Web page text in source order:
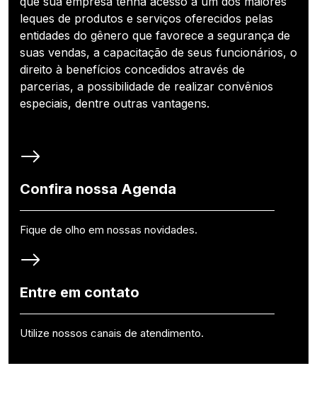
leques de produtos e serviços oferecidos pelas
entidades do gênero que favorece a segurança de
suas vendas, a capacitação de seus funcionários, o
direito à benefícios concedidos através de
parcerias, a possibilidade de realizar convênios
especiais, dentre outras vantagens.
Confira nossa Agenda
Fique de olho em nossas novidades.
Entre em contato
Utilize nossos canais de atendimento.